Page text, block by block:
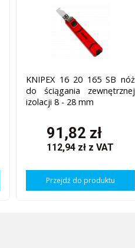
KNIPEX 16 20 165 SB nóż
do ściągania zewnętrznej
izolacji 8 - 28 mm
91,82 zł
112,94 zł z VAT
Przejdź do produktu